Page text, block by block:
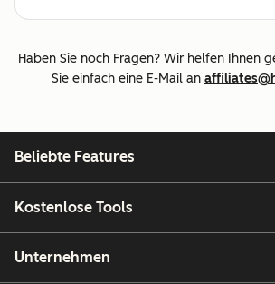
Haben Sie noch Fragen? Wir helfen Ihnen
Sie einfach eine E-Mail an
Beliebte Features
Kostenlose Tools
Unternehmen